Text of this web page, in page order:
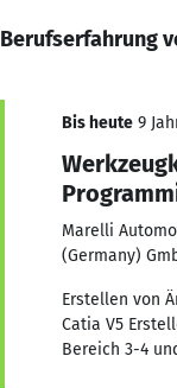
Berufserfahrung
Bis heute 9
Marelli
(Germany)
Erstellen von
Catia V5
Bereich 3-4